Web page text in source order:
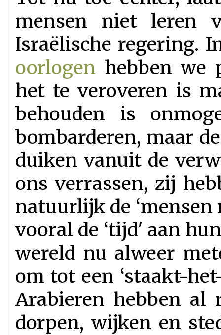
mensen niet leren
Israëlische regering.
oorlogen hebben we
het te veroveren is
behouden is
bombarderen, maar
duiken vanuit de
ons verrassen, zij
natuurlijk de
vooral de ‘tijd' aan
wereld nu alweer
om tot een ‘staakt-
Arabieren hebben al
dorpen, wijken en